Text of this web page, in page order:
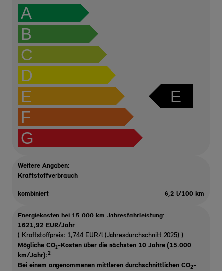
A
B
C
D
E
F
G
E
Weitere Angaben:
Kraftstoffverbrauch
kombiniert 6,2 l/100 km
Energiekosten bei 15.000 km Jahresfahrleistung:
1621,92 EUR/Jahr
( Kraftstoffpreis: 1,744 EUR/l (Jahresdurchschnitt 2025) )
Mögliche CO2-Kosten über die nächsten 10 Jahre (15.000
km/Jahr):2
Bei einem angenommenen mittleren durchschnittlichen CO2-